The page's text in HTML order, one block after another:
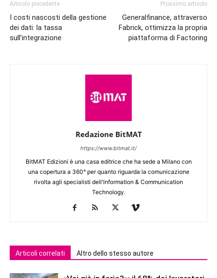
Articolo precedente
I costi nascosti della gestione
dei dati: la tassa
sull’integrazione
Prossimo articolo
Generalfinance, attraverso
Fabrick, ottimizza la propria
piattaforma di Factoring
Redazione BitMAT
https://www.bitmat.it/
BitMAT Edizioni è una casa editrice che ha sede a Milano con
una copertura a 360° per quanto riguarda la comunicazione
rivolta agli specialisti dell'lnformation & Communication
Technology.
Articoli correlati Altro dello stesso autore